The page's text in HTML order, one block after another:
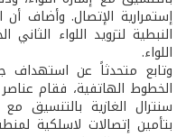
إستمرارية الإتصال. وأضاف
النبطية لتزويد اللواء
اللواء.
وتابع متحدثاً عن استهداف
الخطوط الهاتفية، فقام
سنترال الغازية بالتنسيق
بتأمين إتصالات لاسلكية